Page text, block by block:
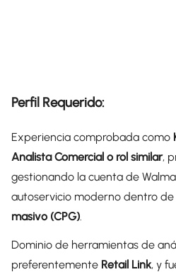
Perfil Requerido:
Experiencia comprobada como
Analista Comercial o rol similar,
gestionando la cuenta de
autoservicio moderno dentro
masivo (CPG)
Dominio de herramientas de
preferentemente Retail Link, y